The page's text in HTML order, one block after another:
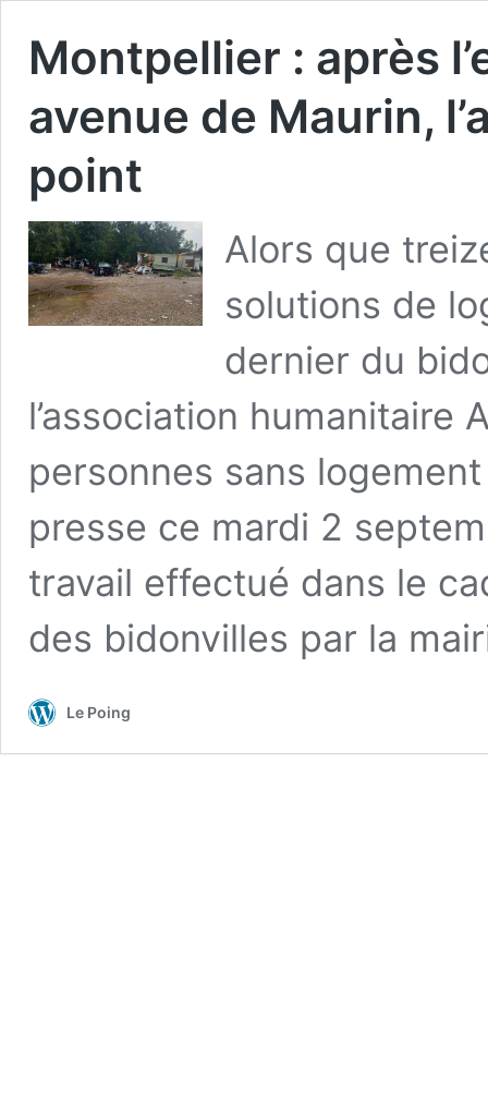
Montpellier : après
avenue de Maurin,
point
Alors que
solutions de
dernier du
l’association humanitaire
personnes sans
presse ce mardi 2
travail effectué dans le
des bidonvilles par la
Le Poing